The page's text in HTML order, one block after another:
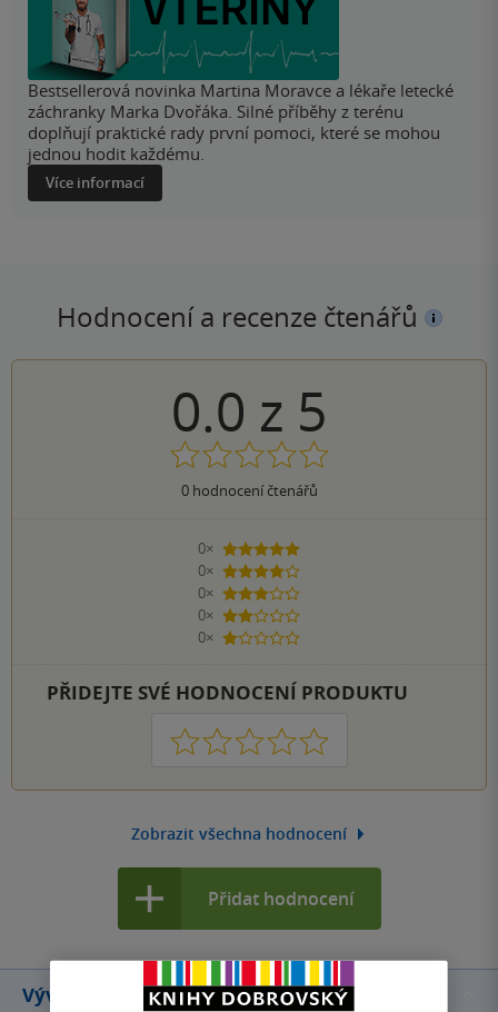
Bestsellerová novinka Martina Moravce a lékaře letecké
záchranky Marka Dvořáka. Silné příběhy z terénu
doplňují praktické rady první pomoci, které se mohou
jednou hodit každému.
Více informací
Hodnocení a recenze čtenářů
0.0 z 5
0hodnocení čtenářů
0×
5 hvězdiček
0×
4 hvězdičky
0×
3 hvězdičky
0×
2 hvězdičky
0×
1 hvezdička
PŘIDEJTE SVÉ HODNOCENÍ PRODUKTU
1 2 3 4 5
Zobrazit všechna hodnocení
Přidat hodnocení
Vývoj ceny